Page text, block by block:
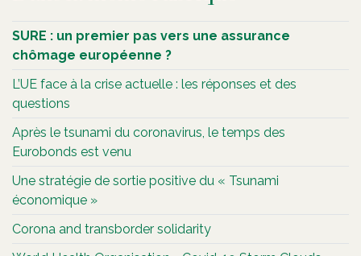
SURE : un premier pas vers une assurance
chômage européenne ?
L’UE face à la crise actuelle : les réponses et des
questions
Après le tsunami du coronavirus, le temps des
Eurobonds est venu
Une stratégie de sortie positive du « Tsunami
économique »
Corona and transborder solidarity